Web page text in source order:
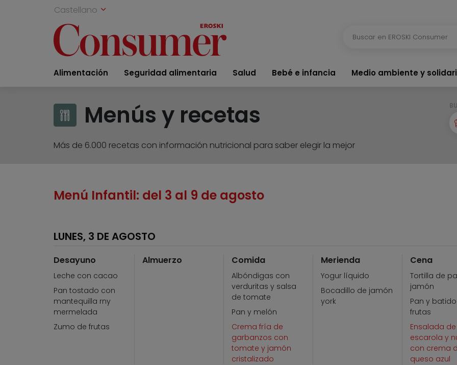
Castellano
Alimentación Seguridad alimentaria Salud Bebé e infancia Medio ambiente y
Menús y recetas
Más de 6.000 recetas con información nutricional para saber elegir la mejor
Menú Infantil: del 3 al 9 de agosto
LUNES, 3 DE AGOSTO
Desayuno
Leche con cacao
Pan tostado con
mantequilla rny
mermelada
Zumo de frutas
Almuerzo Comida
Albóndigas con
verduritas y salsa
de tomate
Pan y melón
Crema fría de
garbanzos con
tomate y jamón
cristalizado
Merienda
Yogur líquido
Bocadillo de jamón
york
Cena
Tortilla de
jamón
Pan y
frutas
Ensalada de
escarola y
con crema
queso azul